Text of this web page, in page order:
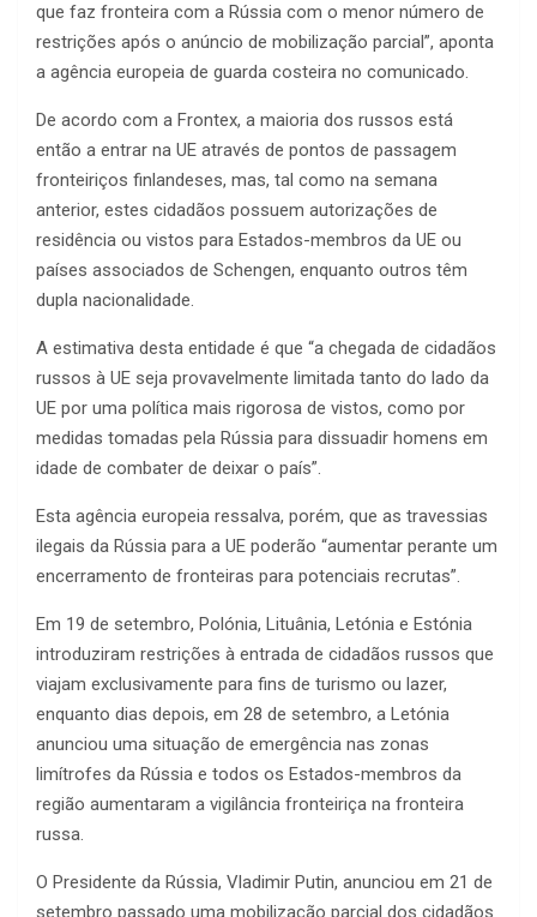
que faz fronteira com a Rússia com o menor número de
restrições após o anúncio de mobilização parcial”, aponta
a agência europeia de guarda costeira no comunicado.
De acordo com a Frontex, a maioria dos russos está
então a entrar na UE através de pontos de passagem
fronteiriços finlandeses, mas, tal como na semana
anterior, estes cidadãos possuem autorizações de
residência ou vistos para Estados-membros da UE ou
países associados de Schengen, enquanto outros têm
dupla nacionalidade.
A estimativa desta entidade é que “a chegada de cidadãos
russos à UE seja provavelmente limitada tanto do lado da
UE por uma política mais rigorosa de vistos, como por
medidas tomadas pela Rússia para dissuadir homens em
idade de combater de deixar o país”.
Esta agência europeia ressalva, porém, que as travessias
ilegais da Rússia para a UE poderão “aumentar perante um
encerramento de fronteiras para potenciais recrutas”.
Em 19 de setembro, Polónia, Lituânia, Letónia e Estónia
introduziram restrições à entrada de cidadãos russos que
viajam exclusivamente para fins de turismo ou lazer,
enquanto dias depois, em 28 de setembro, a Letónia
anunciou uma situação de emergência nas zonas
limítrofes da Rússia e todos os Estados-membros da
região aumentaram a vigilância fronteiriça na fronteira
russa.
O Presidente da Rússia, Vladimir Putin, anunciou em 21 de